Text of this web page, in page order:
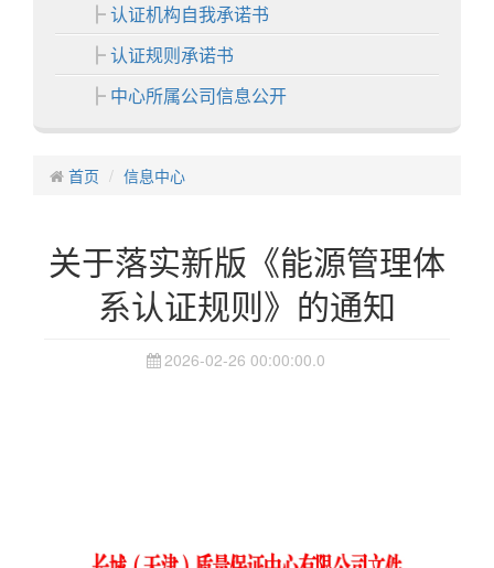
认证机构自我承诺书
认证规则承诺书
中心所属公司信息公开
各分中心
中心业务
非认证业务
证书展示
首页 信息中心
关于落实新版《能源管理体
系认证规则》的通知
2026-02-26 00:00:00.0